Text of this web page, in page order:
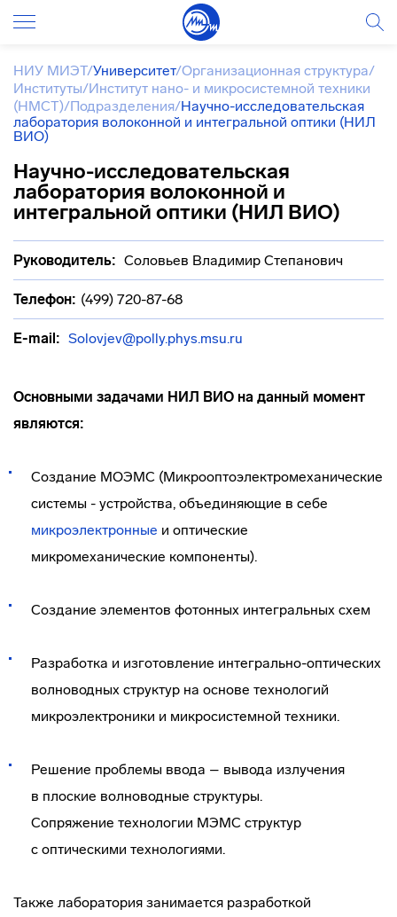
НИУ МИЭТ/Университет/Организационная структура/
Институты/Институт нано- и микросистемной техники
(НМСТ)/Подразделения/Научно-исследовательская
лаборатория волоконной и интегральной оптики (НИЛ
ВИО)
Научно-исследовательская
лаборатория волоконной и
интегральной оптики (НИЛ ВИО)
Руководитель: Соловьев Владимир Степанович
Телефон: (499) 720-87-68
E-mail: Solovjev@polly.phys.msu.ru
Основными задачами НИЛ ВИО на данный момент
являются:
Создание МОЭМС (Микрооптоэлектромеханические
системы - устройства, объединяющие в себе
микроэлектронные и оптические
микромеханические компоненты).
Создание элементов фотонных интегральных схем
Разработка и изготовление интегрально-оптических
волноводных структур на основе технологий
микроэлектроники и микросистемной техники.
Решение проблемы ввода – вывода излучения
в плоские волноводные структуры.
Сопряжение технологии МЭМС структур
с оптическими технологиями.
Также лаборатория занимается разработкой